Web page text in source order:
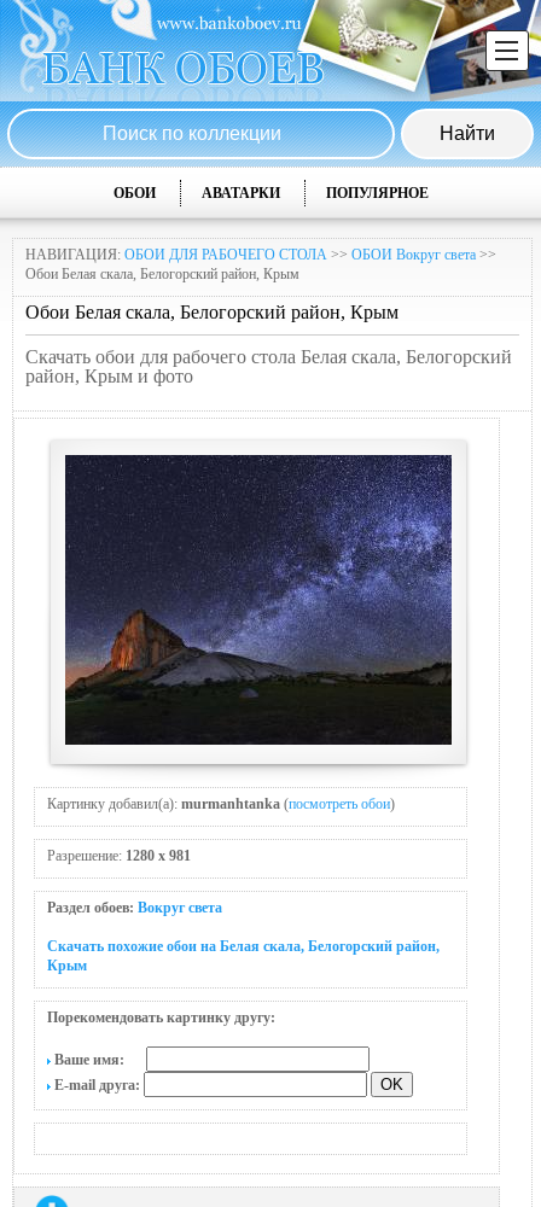
ОБОИ АВАТАРКИ ПОПУЛЯРНОЕ
НАВИГАЦИЯ: ОБОИ ДЛЯ РАБОЧЕГО СТОЛА >> ОБОИ Вокруг света >>
Обои Белая скала, Белогорский район, Крым
Обои Белая скала, Белогорский район, Крым
Скачать обои для рабочего стола Белая скала, Белогорский
район, Крым и фото
Картинку добавил(а): murmanhtanka (посмотреть обои)
Разрешение: 1280 x 981
Раздел обоев: Вокруг света
Скачать похожие обои на Белая скала, Белогорский район,
Крым
Порекомендовать картинку другу:
Ваше имя:
E-mail друга: